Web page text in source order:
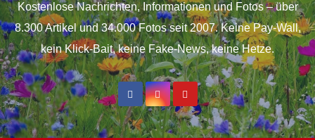
Kostenlose Nachrichten, Informationen und Fotos – über
8.300 Artikel und 34.000 Fotos seit 2007. Keine Pay-Wall,
kein Klick-Bait, keine Fake-News, keine Hetze.